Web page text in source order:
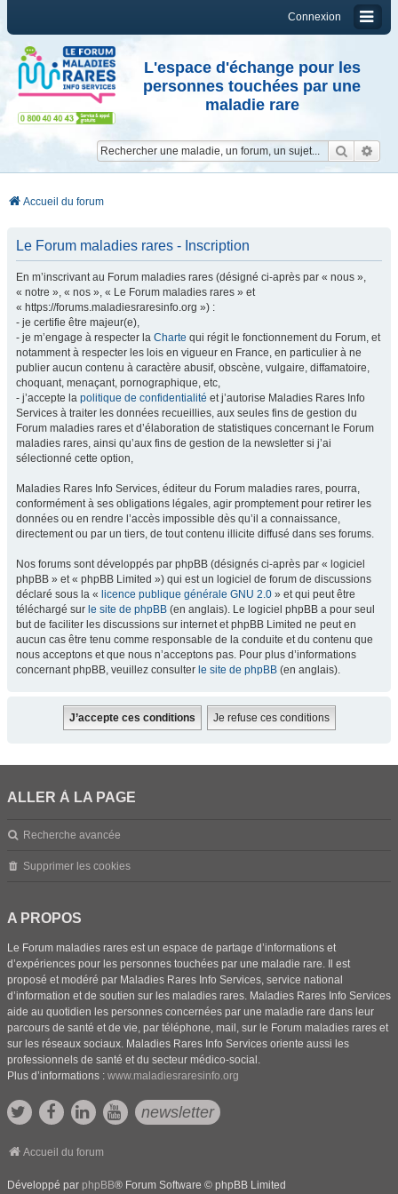
Connexion
L'espace d'échange pour les
personnes touchées par une
maladie rare
Accueil du forum
Le Forum maladies rares - Inscription
En m’inscrivant au Forum maladies rares (désigné ci-après par « nous »,
« notre », « nos », « Le Forum maladies rares » et
« https://forums.maladiesraresinfo.org ») :
- je certifie être majeur(e),
- je m’engage à respecter la Charte qui régit le fonctionnement du Forum, et
notamment à respecter les lois en vigueur en France, en particulier à ne
publier aucun contenu à caractère abusif, obscène, vulgaire, diffamatoire,
choquant, menaçant, pornographique, etc,
- j’accepte la politique de confidentialité et j’autorise Maladies Rares Info
Services à traiter les données recueillies, aux seules fins de gestion du
Forum maladies rares et d’élaboration de statistiques concernant le Forum
maladies rares, ainsi qu’aux fins de gestion de la newsletter si j’ai
sélectionné cette option,
Maladies Rares Info Services, éditeur du Forum maladies rares, pourra,
conformément à ses obligations légales, agir promptement pour retirer les
données ou en rendre l’accès impossible dès qu’il a connaissance,
directement ou par un tiers, de tout contenu illicite diffusé dans ses forums.
Nos forums sont développés par phpBB (désignés ci-après par « logiciel
phpBB » et « phpBB Limited ») qui est un logiciel de forum de discussions
déclaré sous la « licence publique générale GNU 2.0 » et qui peut être
téléchargé sur le site de phpBB (en anglais). Le logiciel phpBB a pour seul
but de faciliter les discussions sur internet et phpBB Limited ne peut en
aucun cas être tenu comme responsable de la conduite et du contenu que
nous acceptons et que nous n’acceptons pas. Pour plus d’informations
concernant phpBB, veuillez consulter le site de phpBB (en anglais).
ALLER À LA PAGE
Recherche avancée
Supprimer les cookies
A PROPOS
Le Forum maladies rares est un espace de partage d’informations et
d’expériences pour les personnes touchées par une maladie rare. Il est
proposé et modéré par Maladies Rares Info Services, service national
d’information et de soutien sur les maladies rares. Maladies Rares Info Services
aide au quotidien les personnes concernées par une maladie rare dans leur
parcours de santé et de vie, par téléphone, mail, sur le Forum maladies rares et
sur les réseaux sociaux. Maladies Rares Info Services oriente aussi les
professionnels de santé et du secteur médico-social.
Plus d’informations : www.maladiesraresinfo.org
newsletter
Accueil du forum
Développé par phpBB® Forum Software © phpBB Limited